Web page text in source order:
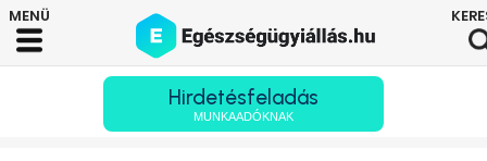
Hirdetésfeladás
MUNKAADÓKNAK